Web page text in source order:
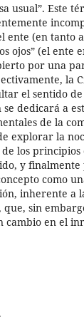
usual”. Este
ente (en tanto
ojos” (el ente
por una
la
el sentido
dedicará a
de la
explorar la
de los
y
como
inherente a
sin
en el